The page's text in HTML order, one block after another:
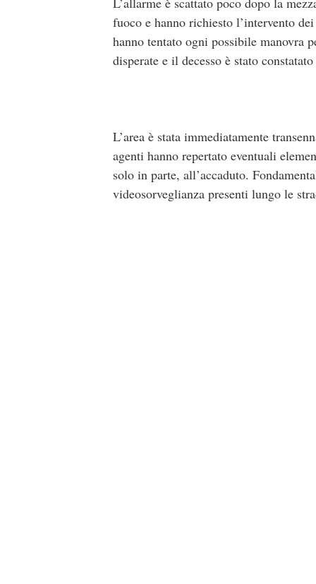
fuoco e hanno richiesto l’intervento
hanno tentato ogni possibile manovra
disperate e il decesso è stato
L’area è stata immediatamente
agenti hanno repertato eventuali
solo in parte, all’accaduto.
videosorveglianza presenti lungo le